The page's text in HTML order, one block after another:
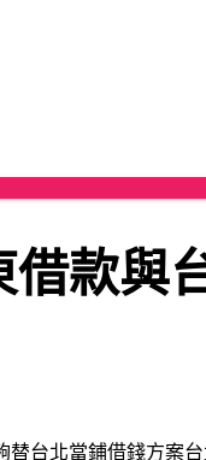
款與
替台北當鋪借錢方案